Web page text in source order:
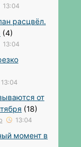
13:04
расцвёл.
(4)
13:04
13:04
от
(18)
13:04
момент в